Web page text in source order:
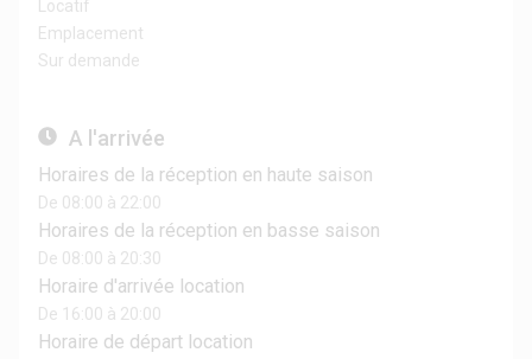
Locatif
Emplacement
Sur demande
A l'arrivée
Horaires de la réception en haute saison
De 08:00 à 22:00
Horaires de la réception en basse saison
De 08:00 à 20:30
Horaire d'arrivée location
De 16:00 à 20:00
Horaire de départ location